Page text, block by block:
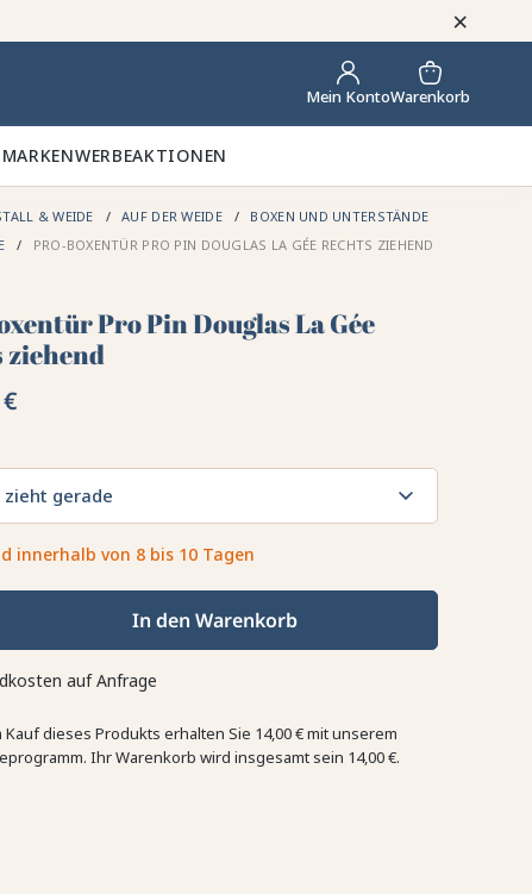
×
Mein KontoWarenkorb
WERBEAKTIONEN
& WEIDE AUF DER WEIDE
BOXEN UND UNTERSTÄNDE
PRO-BOXENTÜR PRO PIN DOUGLAS LA GÉE RECHTS ZIEHEND
Pro Pin Douglas La Gée
ziehend
zieht gerade
innerhalb von 8 bis 10 Tagen
In den Warenkorb
auf Anfrage
Kauf dieses Produkts erhalten Sie 14,00 €mit unserem
Ihr Warenkorb wird insgesamt sein 14,00 €.